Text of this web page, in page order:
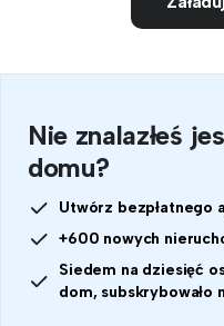
Nie znalazłeś
domu?
Utwórz bezpłatnego
+600 nowych
Siedem na dziesięć
dom, subskrybowało